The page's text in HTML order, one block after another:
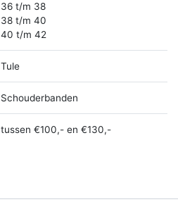
36 t/m 38
38 t/m 40
40 t/m 42
Tule
Schouderbanden
tussen €100,- en €130,-